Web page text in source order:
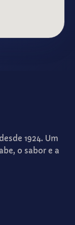
1924. Um
o sabor e a